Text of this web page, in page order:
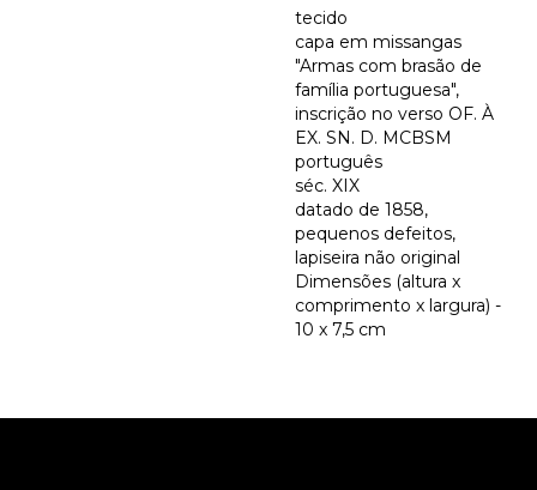
tecido
capa em missangas
"Armas com brasão de
família portuguesa",
inscrição no verso OF. À
EX. SN. D. MCBSM
português
séc. XIX
datado de 1858,
pequenos defeitos,
lapiseira não original
Dimensões (altura x
comprimento x largura) -
10 x 7,5 cm